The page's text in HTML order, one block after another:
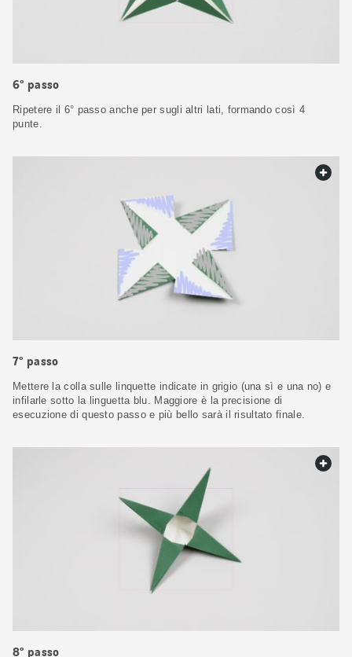
6° passo
Ripetere il 6° passo anche per sugli altri lati, formando così 4
punte.
7° passo
Mettere la colla sulle linquette indicate in grigio (una sì e una no) e
infilarle sotto la linguetta blu. Maggiore è la precisione di
esecuzione di questo passo e più bello sarà il risultato finale.
8° passo